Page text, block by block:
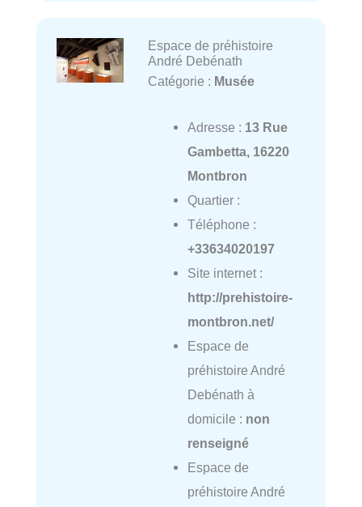
Espace de préhistoire
André Debénath
Catégorie : Musée
Adresse : 13 Rue
Gambetta, 16220
Montbron
Quartier :
Téléphone :
+33634020197
Site internet :
http://prehistoire-
montbron.net/
Espace de
préhistoire André
Debénath à
domicile : non
renseigné
Espace de
préhistoire André